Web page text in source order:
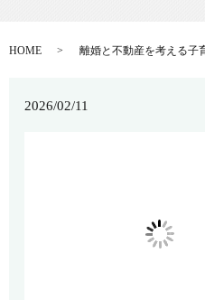
HOME 離婚と不動産を考える子
2026/02/11